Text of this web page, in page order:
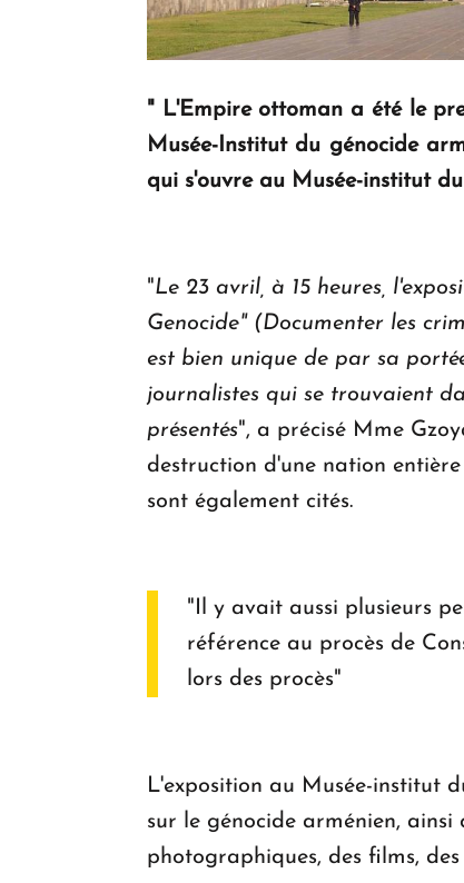
" L'Empire ottoman a été le
Musée-Institut du génocide
qui s'ouvre au Musée-institut
"Le 23 avril, à 15 heures,
Genocide" (Documenter les
est bien unique de par sa
journalistes qui se trouvaient
présentés", a précisé Mme
destruction d'une nation
sont également cités.
"Il y avait aussi plusieurs
référence au procès de
lors des procès"
L'exposition au Musée-institut
sur le génocide arménien, ainsi
photographiques, des films,